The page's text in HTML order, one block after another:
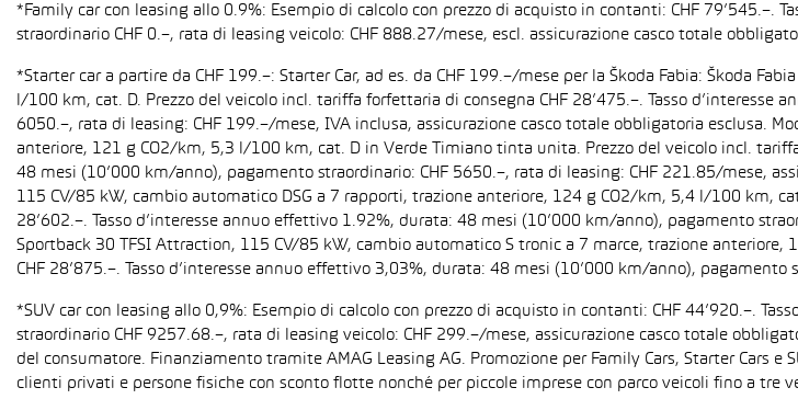
*Family car con leasing allo 0.9%: Esempio di calcolo con prezzo di acquisto in contanti: CHF
straordinario CHF 0.–, rata di leasing veicolo: CHF 888.27/mese, escl. assicurazione casco totale
*Starter car a partire da CHF 199.–: Starter Car, ad es. da CHF 199.–/mese per la Škoda Fabia: Škoda
l/100 km, cat. D. Prezzo del veicolo incl. tariffa forfettaria di consegna CHF 28’475.–. Tasso
6050.–, rata di leasing: CHF 199.–/mese, IVA inclusa, assicurazione casco totale obbligatoria esclusa.
anteriore, 121 g CO2/km, 5,3 l/100 km, cat. D in Verde Timiano tinta unita. Prezzo del veicolo incl.
48 mesi (10’000 km/anno), pagamento straordinario: CHF 5650.–, rata di leasing: CHF 221.85/mese,
115 CV/85 kW, cambio automatico DSG a 7 rapporti, trazione anteriore, 124 g CO2/km, 5,4 l/100 km,
28’602.–. Tasso d’interesse annuo effettivo 1.92%, durata: 48 mesi (10’000 km/anno), pagamento
Sportback 30 TFSI Attraction, 115 CV/85 kW, cambio automatico S tronic a 7 marce, trazione
CHF 28’875.–. Tasso d’interesse annuo effettivo 3,03%, durata: 48 mesi (10’000 km/anno),
*SUV car con leasing allo 0,9%: Esempio di calcolo con prezzo di acquisto in contanti: CHF 44’920.–.
straordinario CHF 9257.68.–, rata di leasing veicolo: CHF 299.–/mese, assicurazione casco totale
del consumatore. Finanziamento tramite AMAG Leasing AG. Promozione per Family Cars, Starter Cars
clienti privati e persone fisiche con sconto flotte nonché per piccole imprese con parco veicoli fino a tre